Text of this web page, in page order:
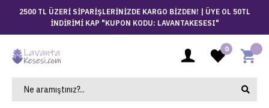
2500 TL ÜZERİ SİPARİŞLERİNİZDE KARGO BİZDEN! | ÜYE OL 50TL
İNDİRİMİ KAP "KUPON KODU: LAVANTAKESESI"
0